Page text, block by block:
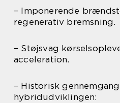
– Imponerende
regenerativ bremsning.
– Støjsvag
acceleration.
– Historisk
hybridudviklingen: